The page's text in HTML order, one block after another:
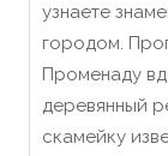
узнаете
городом.
Променаду
деревянный
скамейку